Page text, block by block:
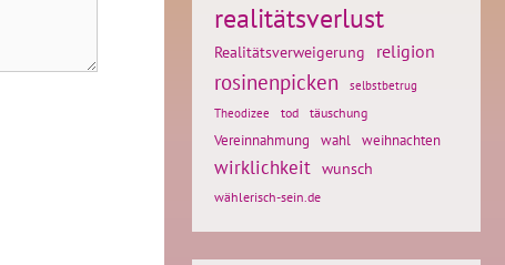
realitätsverlust
Realitätsverweigerung religion
rosinenpicken
selbstbetrug
Theodizee
tod täuschung
Vereinnahmung wahl weihnachten
wirklichkeit wunsch
wählerisch-sein.de